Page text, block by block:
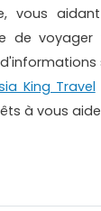
vous
de voyager
King Travel
à vous